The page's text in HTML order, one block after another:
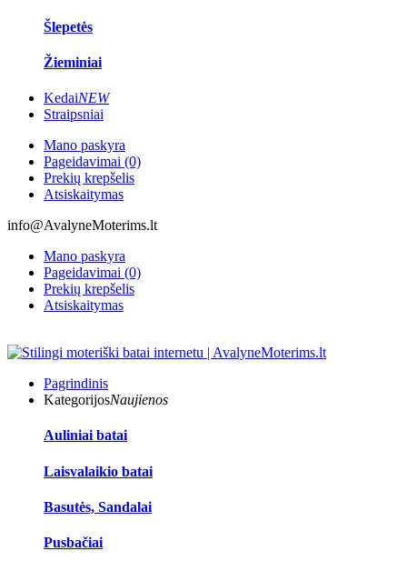
Šlepetės
Žieminiai
KedaiNEW
Straipsniai
Mano paskyra
Pageidavimai (0)
Prekių krepšelis
Atsiskaitymas
info@AvalyneMoterims.lt
Mano paskyra
Pageidavimai (0)
Prekių krepšelis
Atsiskaitymas
Pagrindinis
KategorijosNaujienos
Auliniai batai
Laisvalaikio batai
Basutės, Sandalai
Pusbačiai